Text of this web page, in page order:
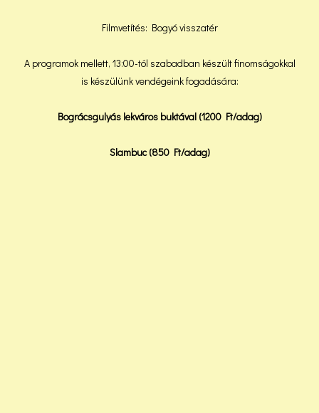
Filmvetítés: Bogyó visszatér
A programok mellett, 13:00-tól szabadban készült finomságokkal
is készülünk vendégeink fogadására:
Bográcsgulyás lekváros buktával (1200 Ft/adag)
Slambuc (850 Ft/adag)